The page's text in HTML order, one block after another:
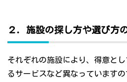
２．施設の探し方や選び方
それぞれの施設により、得意と
るサービスなど異なっています